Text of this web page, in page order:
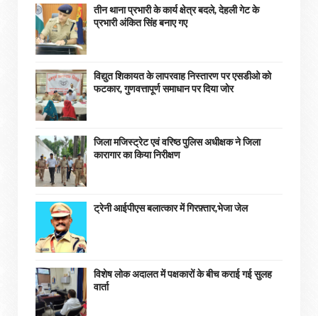
तीन थाना प्रभारी के कार्य क्षेत्र बदले, देहली गेट के
प्रभारी अंकित सिंह बनाए गए
विद्युत शिकायत के लापरवाह निस्तारण पर एसडीओ को
फटकार, गुणवत्तापूर्ण समाधान पर दिया जोर
जिला मजिस्ट्रेट एवं वरिष्ठ पुलिस अधीक्षक ने जिला
कारागार का किया निरीक्षण
ट्रेनी आईपीएस बलात्कार में गिरफ़्तार,भेजा जेल
विशेष लोक अदालत में पक्षकारों के बीच कराई गई सुलह
वार्ता